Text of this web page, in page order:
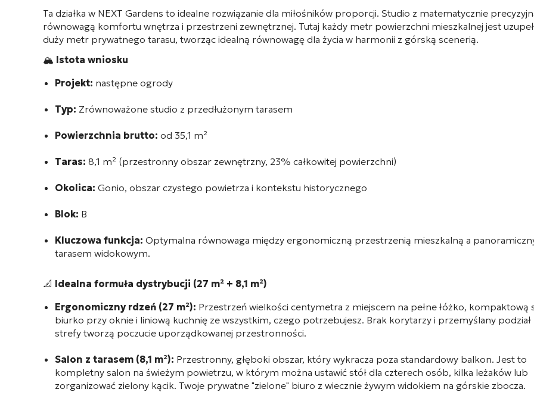
Ta działka w NEXT Gardens to idealne rozwiązanie dla miłośników proporcji. Studio z matematycznie
równowagą komfortu wnętrza i przestrzeni zewnętrznej. Tutaj każdy metr powierzchni mieszkalnej jest
duży metr prywatnego tarasu, tworząc idealną równowagę dla życia w harmonii z górską scenerią.
🏔️ Istota wniosku
Projekt: następne ogrody
Typ: Zrównoważone studio z przedłużonym tarasem
Powierzchnia brutto: od 35,1 m²
Taras: 8,1 m² (przestronny obszar zewnętrzny, 23% całkowitej powierzchni)
Okolica: Gonio, obszar czystego powietrza i kontekstu historycznego
Blok: B
Kluczowa funkcja: Optymalna równowaga między ergonomiczną przestrzenią mieszkalną a
tarasem widokowym.
📐 Idealna formuła dystrybucji (27 m² + 8,1 m²)
Ergonomiczny rdzeń (27 m²): Przestrzeń wielkości centymetra z miejscem na pełne łóżko, kompaktową
biurko przy oknie i liniową kuchnię ze wszystkim, czego potrzebujesz. Brak korytarzy i przemyślany podział
strefy tworzą poczucie uporządkowanej przestronności.
Salon z tarasem (8,1 m²): Przestronny, głęboki obszar, który wykracza poza standardowy balkon. Jest to
kompletny salon na świeżym powietrzu, w którym można ustawić stół dla czterech osób, kilka leżaków lub
zorganizować zielony kącik. Twoje prywatne "zielone" biuro z wiecznie żywym widokiem na górskie zbocza.